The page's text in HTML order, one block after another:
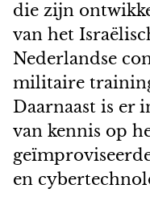
die zijn
van het
Nederlandse
militaire
Daarnaast is er
van kennis op
en